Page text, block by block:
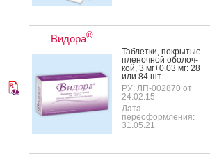
Видора®
Таб­летки, пок­ры­тые
пле­ноч­ной обо­лоч­
кой, 3 мг+0.03 мг: 28
или 84 шт.
РУ: ЛП-002870 от
24.02.15
Дата
переоформления:
31.05.21